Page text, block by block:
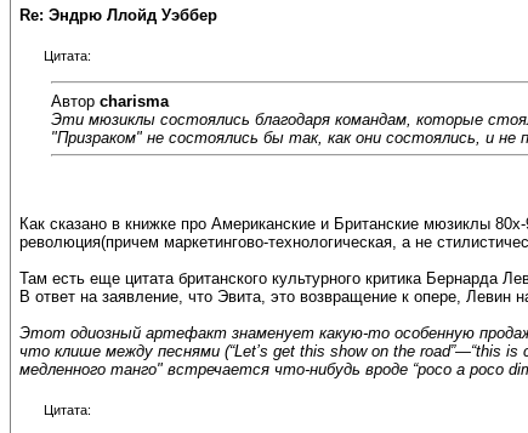
Re: Эндрю Ллойд Уэббер
Цитата:
Автор charisma
Эти мюзиклы состоялись благодаря командам, которые
"Призраком" не состоялись бы так, как они состоялись, и не
Как сказано в книжке про Американские и Британские мюзиклы
революция(причем маркетингово-технологическая, а не
Там есть еще цитата британского культурного критика Бернарда
В ответ на заявление, что Эвита, это возвращение к опере, Левин
Этот одиозный артефакт знаменует какую-то особенную
что клише между песнями (“Let’s get this show on the road”—“this
медленного танго" встречается что-нибудь вроде “poco a poco
Цитата: